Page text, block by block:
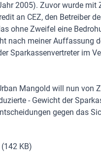
2005). Zuvor wurde
an CEZ, den Betreiber
ohne Zweifel eine
nach meiner Auffassung
Sparkassenvertreter im
Mangold will nun von
- Gewicht der
gegen das
KB)